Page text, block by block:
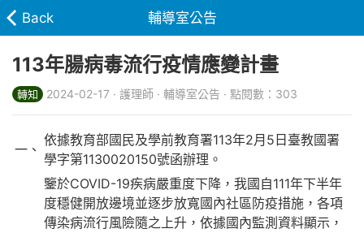
Back 輔導室公告
113年腸病毒流行疫情應變計畫
轉知 2024-02-17 · 護理師 · 輔導室公告 · 點閱數：303
一、
依據教育部國民及學前教育署113年2月5日臺教國署
學字第1130020150號函辦理。
鑒於COVID-19疾病嚴重度下降，我國自111年下半年
度穩健開放邊境並逐步放寬國內社區防疫措施，各項
傳染病流行風險隨之上升，依據國內監測資料顯示，